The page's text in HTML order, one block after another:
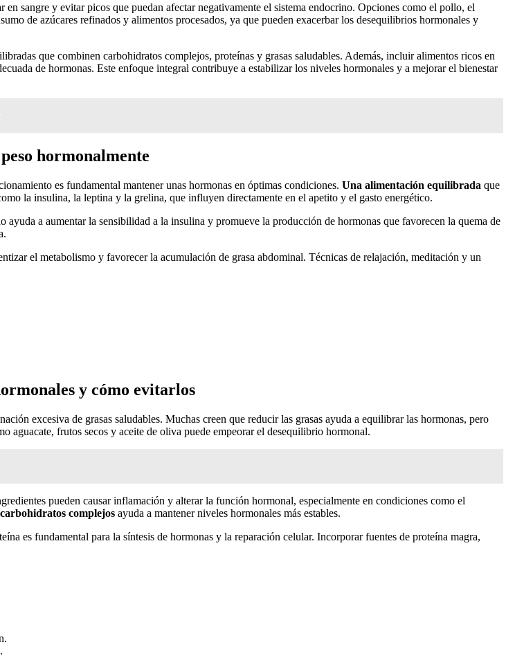
sangre y evitar picos que puedan afectar negativamente el sistema endocrino. Opciones como el pollo, el
de azúcares refinados y alimentos procesados, ya que pueden exacerbar los desequilibrios hormonales y
que combinen carbohidratos complejos, proteínas y grasas saludables. Además, incluir alimentos ricos en
de hormonas. Este enfoque integral contribuye a estabilizar los niveles hormonales y a mejorar el bienestar
hormonalmente
es fundamental mantener unas hormonas en óptimas condiciones. Una alimentación equilibrada que
la insulina, la leptina y la grelina, que influyen directamente en el apetito y el gasto energético.
a aumentar la sensibilidad a la insulina y promueve la producción de hormonas que favorecen la quema de
el metabolismo y favorecer la acumulación de grasa abdominal. Técnicas de relajación, meditación y un
y cómo evitarlos
excesiva de grasas saludables. Muchas creen que reducir las grasas ayuda a equilibrar las hormonas, pero
aguacate, frutos secos y aceite de oliva puede empeorar el desequilibrio hormonal.
pueden causar inflamación y alterar la función hormonal, especialmente en condiciones como el
complejos ayuda a mantener niveles hormonales más estables.
es fundamental para la síntesis de hormonas y la reparación celular. Incorporar fuentes de proteína magra,